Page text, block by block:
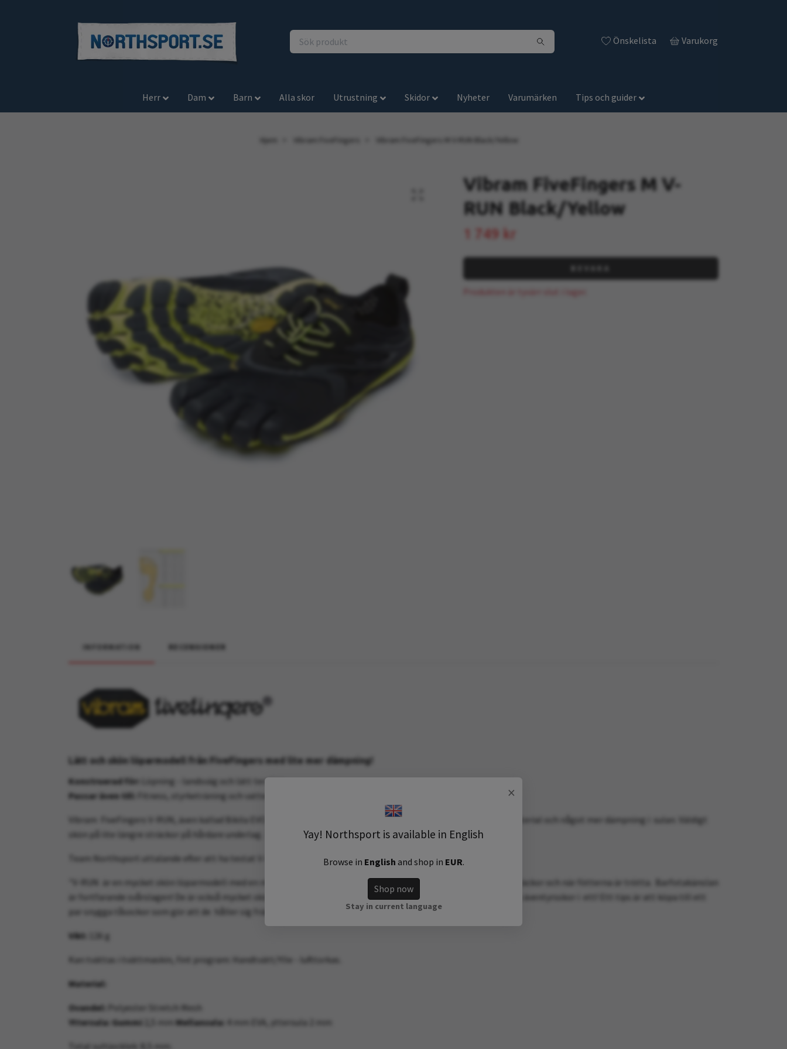
Önskelista Varukorg
Herr Dam Barn Alla skor Utrustning Skidor Nyheter Varumärken Tips och guider
Hjem Vibram FiveFingers Vibram FiveFingers M V-RUN Black/Yellow
Vibram FiveFingers M V-
RUN Black/Yellow
1 749 kr
Produkten är tyvärr slut i lager.
INFORMATION RECENSIONER
Lätt och skön löparmodell från FiveFingers med lite mer dämpning!
Konstruerad för:
Löpning - landsväg och lätt terräng
Passar även till:
Fitness, styrketräning och vattensport
Vibram FiveFingers V-RUN, även kallad Bikila EVO 2, är en uppdaterad lättare version av Bikila EVO. Lite andra material och något mer dämpning i sulan. Väldigt
skön på lite längre sträckor på hårdare underlag. Materialet upp till är väldig mjukt och andas superbra.
Team Northsport uttalande efter att ha testat V-RUN:
"V-RUN är en mycket skön löparmodell med en mjuk och följsam sula. Skön med lite mer dämpning på längre sträckor och när fötterna är trötta. Barfotakänslan
är fortfarande svårslagen! De är också mycket sköna att använda som sneakers. Perfekta reseskor. Löparskor och äventyrsskor i ett! Ett tips är att köpa till ett
par snygga tåsockor som gör att de håller sig fräschare."
Vikt: 126 g
Kan tvättas i tvättmaskin, fint program: Handtvätt/Ylle - lufttorkas.
Material:
Ovandel:
Polyester Stretch Mesh
Yttersula: Gummi
Mellansula:
Total sultjocklek: 8,5 mm.
×
Yay! Northsport is available in English
Browse in English and shop in EUR.
Shop now
Stay in current language